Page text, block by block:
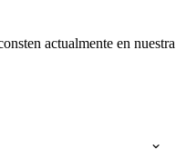
actualmente en nuestra